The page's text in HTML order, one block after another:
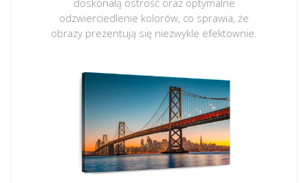
doskonałą ostrość oraz optymalne
odzwierciedlenie kolorów, co sprawia, że
obrazy prezentują się niezwykle efektownie.